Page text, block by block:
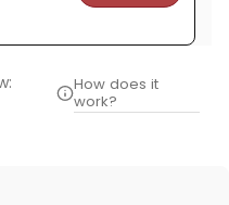
How does it
work?